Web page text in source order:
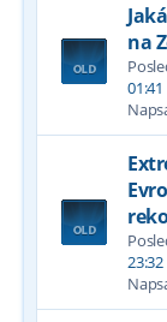
na
01:41
23:32